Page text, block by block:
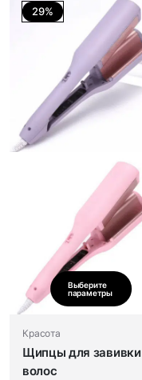
29%
Выберите
параметры
Красота
Щипцы для завивки
волос